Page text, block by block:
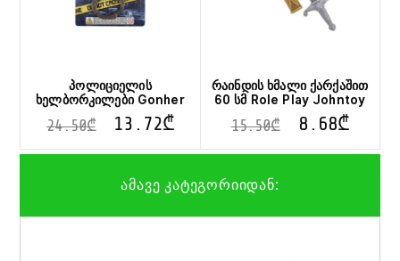
პოლიციელის
ხელბორკილები Gonher
24.50₾ 13.72₾
რაინდის ხმალი ქარქაშით
60 სმ Role Play Johntoy
15.50₾ 8.68₾
ამავე კატეგორიიდან: